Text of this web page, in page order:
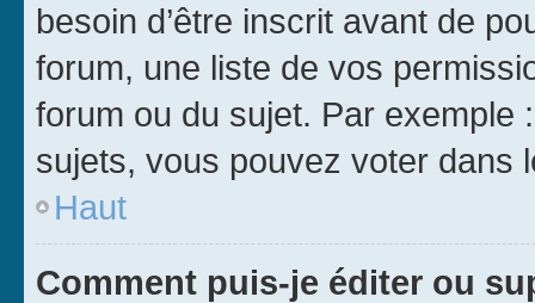
besoin d’être inscrit avant de
forum, une liste de vos
forum ou du sujet. Par exemple
sujets, vous pouvez voter dans
Haut
Comment puis-je éditer ou